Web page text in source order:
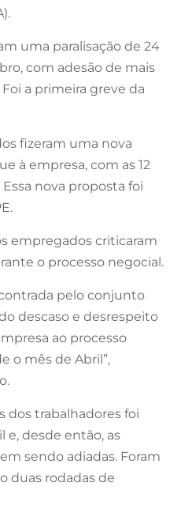
uma paralisação de 24
com adesão de mais
a primeira greve da
fizeram uma nova
à empresa, com as 12
nova proposta foi
empregados criticaram
o processo negocial.
pelo conjunto
descaso e desrespeito
ao processo
o mês de Abril”,
dos trabalhadores foi
e, desde então, as
sendo adiadas. Foram
duas rodadas de